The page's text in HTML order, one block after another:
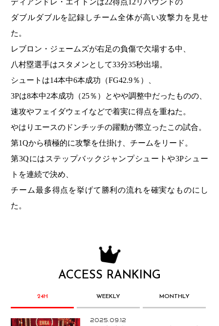
ディアンドレ・エイトンは22得点12リバウンドの
ダブルダブルを記録しチーム全体が高い攻撃力を見せ
た。
レブロン・ジェームズが右足の負傷で欠場する中、
八村塁選手はスタメンとして33分35秒出場。
シュートは14本中6本成功（FG42.9％）、
3Pは8本中2本成功（25％）とやや調整中だったものの、
速攻やフェイダウェイなどで着実に得点を重ねた。
やはりエースのドンチッチの躍動が際立ったこの試合。
第1Qから積極的に攻撃を仕掛け、チームをリード。
第3Qにはステップバックジャンプシュートや3Pシュー
トを連続で決め、
チーム最多得点を挙げて勝利の流れを確実なものにし
た。
ACCESS RANKING
24H WEEKLY MONTHLY
2025.09.12